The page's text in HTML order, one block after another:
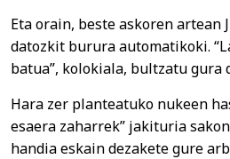
Eta orain, beste askoren artean
datozkit burura automatikoki.
batua”, kolokiala, bultzatu gura
Hara zer planteatuko nukeen
esaera zaharrek” jakituria
handia eskain dezakete gure